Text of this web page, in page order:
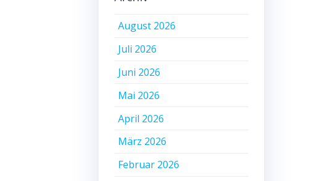
August 2026
Juli 2026
Juni 2026
Mai 2026
April 2026
März 2026
Februar 2026